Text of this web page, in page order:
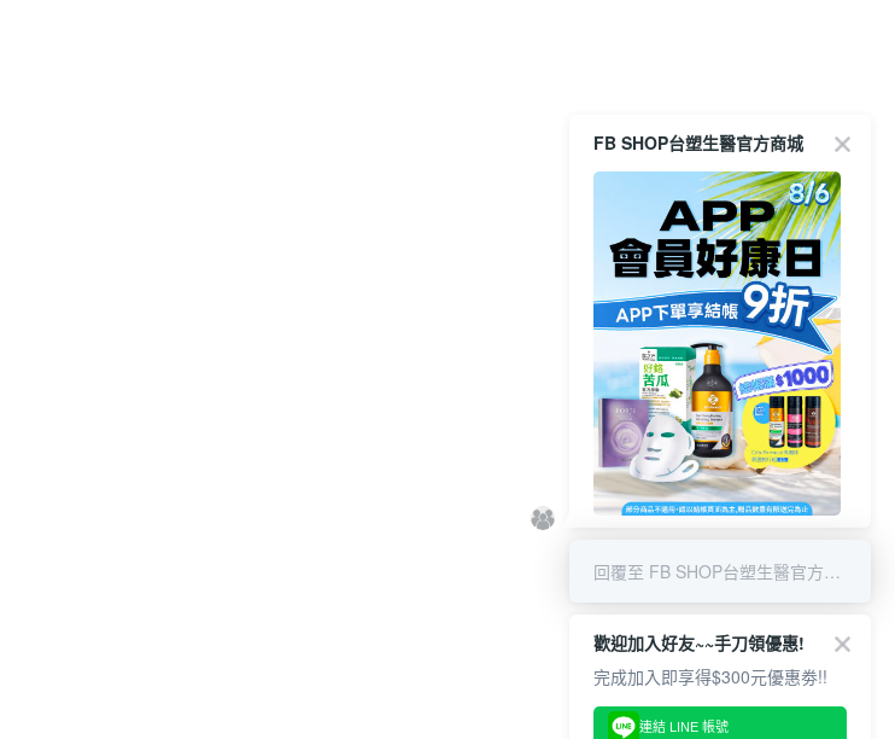
FB SHOP台塑生醫官方商城
好禮
回覆至 FB SHOP台塑生醫官方商城
歡迎加入好友~~手刀領優惠!
完成加入即享得$300元優惠劵!!
連結 LINE 帳號